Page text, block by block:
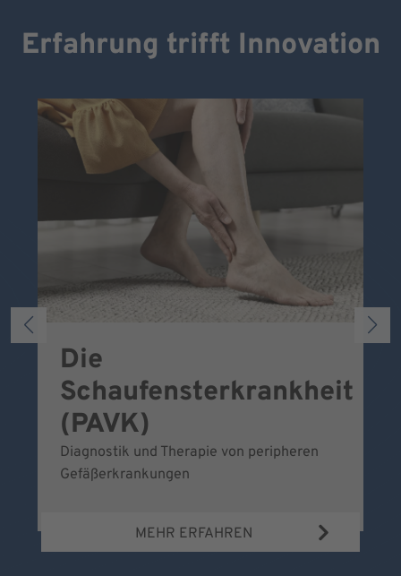
Erfahrung trifft Innovation
Die
Schaufensterkrankheit
(PAVK)
Diagnostik und Therapie von peripheren
Gefäßerkrankungen
MEHR ERFAHREN